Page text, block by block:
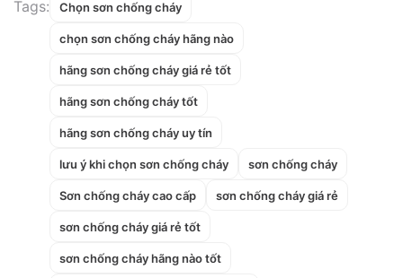
Tags: Chọn sơn chống cháy
chọn sơn chống cháy hãng nào
hãng sơn chống cháy giá rẻ tốt
hãng sơn chống cháy tốt
hãng sơn chống cháy uy tín
lưu ý khi chọn sơn chống cháy sơn chống cháy
Sơn chống cháy cao cấp sơn chống cháy giá rẻ
sơn chống cháy giá rẻ tốt
sơn chống cháy hãng nào tốt